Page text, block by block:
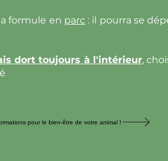
formule en parc : il pourra se
dort toujours à l'intérieur,
pour le bien-être de votre animal !